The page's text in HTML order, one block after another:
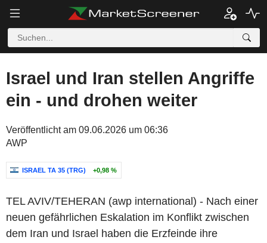
Israel und Iran stellen Angriffe
ein - und drohen weiter
Veröffentlicht am 09.06.2026 um 06:36
AWP
ISRAEL TA 35 (TRG) +0,98 %
TEL AVIV/TEHERAN (awp international) - Nach einer
neuen gefährlichen Eskalation im Konflikt zwischen
dem Iran und Israel haben die Erzfeinde ihre